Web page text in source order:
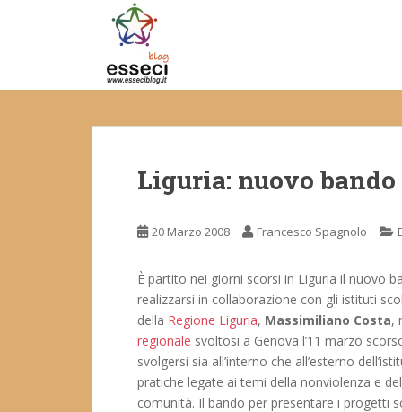
t
Liguria: nuovo
20 Marzo 2008 Francesco Spagnolo
È partito nei giorni scorsi in Liguria il nuovo
realizzarsi in collaborazione con gli istituti
della Regione Liguria, Massimiliano Costa,
regionale svoltosi a Genova l’11 marzo
svolgersi sia all’interno che all’esterno
pratiche legate ai temi della nonviolenza e
comunità. Il bando per presentare i progetti